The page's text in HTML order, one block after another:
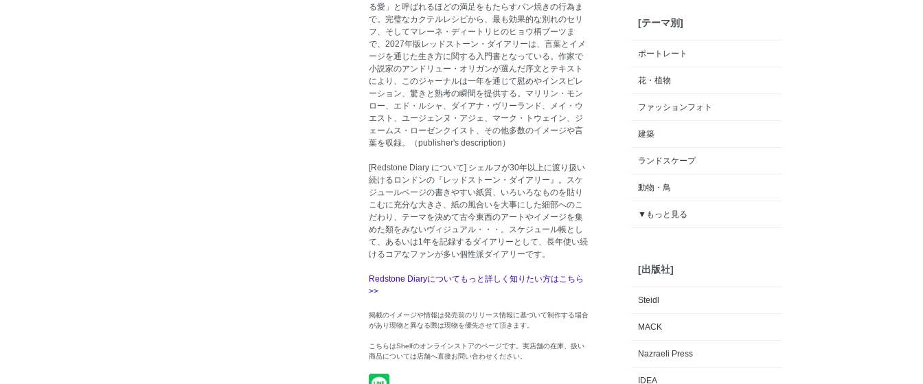
る愛」と呼ばれるほどの満足をもたらすパン焼きの行為ま
で。完璧なカクテルレシピから、最も効果的な別れのセリ
フ、そしてマレーネ・ディートリヒのヒョウ柄ブーツま
で、2027年版レッドストーン・ダイアリーは、言葉とイメ
ージを通じた生き方に関する入門書となっている。作家で
小説家のアンドリュー・オリガンが選んだ序文とテキスト
により、このジャーナルは一年を通じて慰めやインスピレ
ーション、驚きと熟考の瞬間を提供する。マリリン・モン
ロー、エド・ルシャ、ダイアナ・ヴリーランド、メイ・ウ
エスト、ユージェンヌ・アジェ、マーク・トウェイン、ジ
ェームス・ローゼンクイスト、その他多数のイメージや言
葉を収録。（publisher's description）
[Redstone Diary について] シェルフが30年以上に渡り扱い
続けるロンドンの『レッドストーン・ダイアリー』。スケ
ジュールページの書きやすい紙質、いろいろなものを貼り
こむに充分な大きさ、紙の風合いを大事にした細部へのこ
だわり、テーマを決めて古今東西のアートやイメージを集
めた類をみないヴィジュアル・・・。スケジュール帳とし
て、あるいは1年を記録するダイアリーとして、長年使い続
けるコアなファンが多い個性派ダイアリーです。
Redstone Diaryについてもっと詳しく知りたい方はこちら
>>
掲載のイメージや情報は発売前のリリース情報に基づいて制作する場合
があり現物と異なる際は現物を優先させて頂きます。
こちらはShelfのオンラインストアのページです。実店舗の在庫、扱い
商品については店舗へ直接お問い合わせください。
[テーマ別]
ポートレート
花・植物
ファッションフォト
建築
ランドスケープ
動物・鳥
▼もっと見る
[出版社]
Steidl
MACK
Nazraeli Press
IDEA